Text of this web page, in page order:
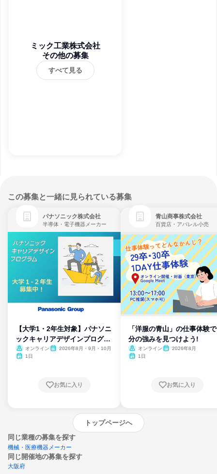
ミック工業株式会社
その他の募集
すべて見る
この募集と一緒に見られている募集
パナソニック株式会社
半導体・電子機器メーカー
【大学1・2年生対象】パナソニ
ックキャリアデザインプログラ
ム
オンライン
2026年8月・9月・10月
1日
お気に入り
青山商事株式会社
百貨店・アパレル小売
「洋服の青山」の仕事体験
分の強みを見つけよう!
オンライン
2026年8月
1日
お気に入り
トップページへ
同じ業種の募集を探す
機械・医療機器メーカー
同じ開催地の募集を探す
大阪府